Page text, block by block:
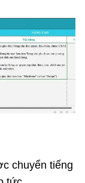
chuyển tiếng